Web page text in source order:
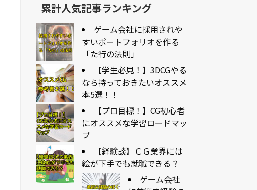
累計人気記事ランキング
ゲーム会社に採用されや
すいポートフォリオを作る
「た行の法則」
【学生必見！】3DCGやる
なら持っておきたいオススメ
本5選！！
【プロ目標！】CG初心者
にオススメな学習ロードマッ
プ
【経験談】ＣＧ業界には
絵が下手でも就職できる？
ゲーム会社